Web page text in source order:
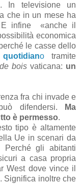
In televisione un
che in un mese ha
infine «anche il
economica
le casse dello
otramite
bois vaticana: un
fra chi invade e
difendersi.
Ma
è permesso.
tipo è altamente
Ue in scenari da
Perché gli abitanti
a casa propria
West dove vince il
Significa inoltre che